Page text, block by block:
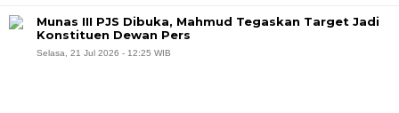
Munas III PJS Dibuka, Mahmud Tegaskan Target Jadi
Konstituen Dewan Pers
Selasa, 21 Jul 2026 - 12:25 WIB